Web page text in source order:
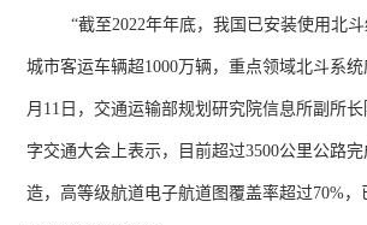
“截至2022年年底，我国已安装使用北
城市客运车辆超1000万辆，重点领域北斗系统
月 11 日，交通运输部规划研究院信息所副所
字交通大会上表示，目前超过3500公里公路
造，高等级航道电子航道图覆盖率超过70%，